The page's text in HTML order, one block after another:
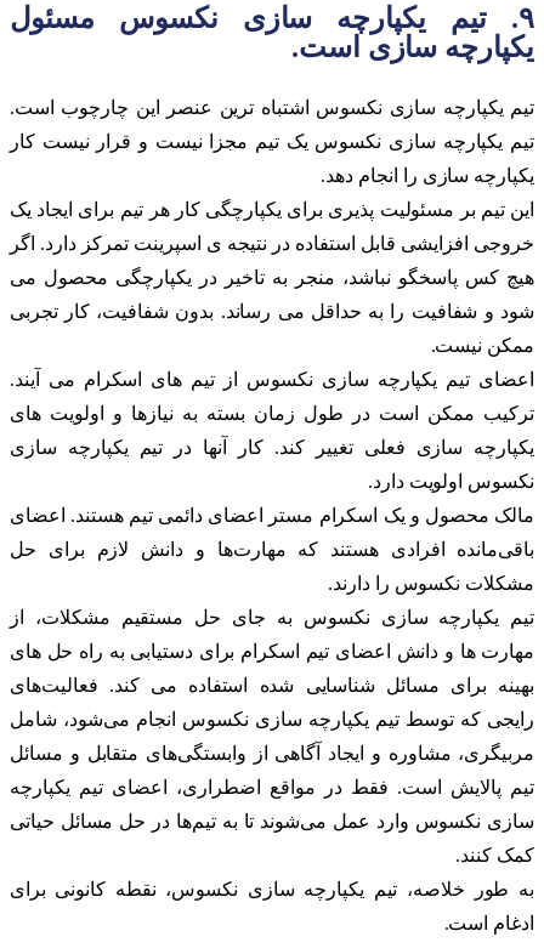
۹. تیم یکپارچه سازی نکسوس مسئول
یکپارچه سازی است.
تیم یکپارچه سازی نکسوس اشتباه ترین عنصر این چارچوب است.
تیم یکپارچه سازی نکسوس یک تیم مجزا نیست و قرار نیست کار
یکپارچه سازی را انجام دهد.
این تیم بر مسئولیت پذیری برای یکپارچگی کار هر تیم برای ایجاد یک
خروجی افزایشی قابل استفاده در نتیجه ی اسپرینت تمرکز دارد. اگر
هیچ کس پاسخگو نباشد، منجر به تاخیر در یکپارچگی محصول می
شود و شفافیت را به حداقل می رساند. بدون شفافیت، کار تجربی
ممکن نیست.
اعضای تیم یکپارچه سازی نکسوس از تیم های اسکرام می آیند.
ترکیب ممکن است در طول زمان بسته به نیازها و اولویت های
یکپارچه سازی فعلی تغییر کند. کار آنها در تیم یکپارچه سازی
نکسوس اولویت دارد.
مالک محصول و یک اسکرام مستر اعضای دائمی تیم هستند. اعضای
باقی‌مانده افرادی هستند که مهارت‌ها و دانش لازم برای حل
مشکلات نکسوس را دارند.
تیم یکپارچه سازی نکسوس به جای حل مستقیم مشکلات، از
مهارت ها و دانش اعضای تیم اسکرام برای دستیابی به راه حل های
بهینه برای مسائل شناسایی شده استفاده می کند. فعالیت‌های
رایجی که توسط تیم یکپارچه سازی نکسوس انجام می‌شود، شامل
مربیگری، مشاوره و ایجاد آگاهی از وابستگی‌های متقابل و مسائل
تیم پالایش است. فقط در مواقع اضطراری، اعضای تیم یکپارچه
سازی نکسوس وارد عمل می‌شوند تا به تیم‌ها در حل مسائل حیاتی
کمک کنند.
به طور خلاصه، تیم یکپارچه سازی نکسوس، نقطه کانونی برای
ادغام است.